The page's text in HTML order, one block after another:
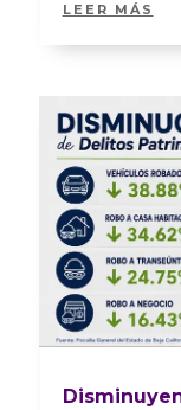
LEER MÁS